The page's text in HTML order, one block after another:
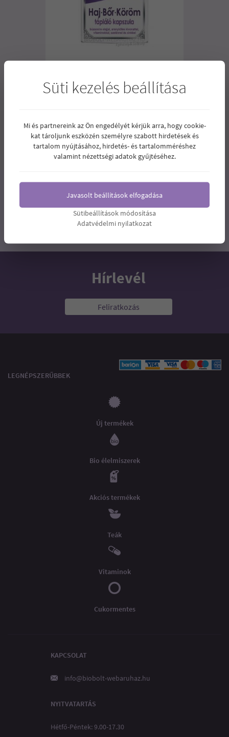
DR.CHEN HAJ-BŐR-KÖRÖM
LÁGYZSELATIN KAPSZULA 60DB
1 2 3
Hírlevél
Feliratkozás
LEGNÉPSZERŰBBEK
Új termékek
Bio élelmiszerek
Akciós termékek
Teák
Vitaminok
Cukormentes
KAPCSOLAT
info@biobolt-webaruhaz.hu
NYITVATARTÁS
Hétfő-Péntek: 9.00-17.30
Süti kezelés beállítása
Mi és partnereink az Ön engedélyét kérjük arra, hogy cookie-
kat tároljunk eszközén személyre szabott hirdetések és
tartalom nyújtásához, hirdetés- és tartalomméréshez
valamint nézettségi adatok gyűjtéséhez.
Javasolt beállítások elfogadása
Sütibeállítások módosítása
Adatvédelmi nyilatkozat